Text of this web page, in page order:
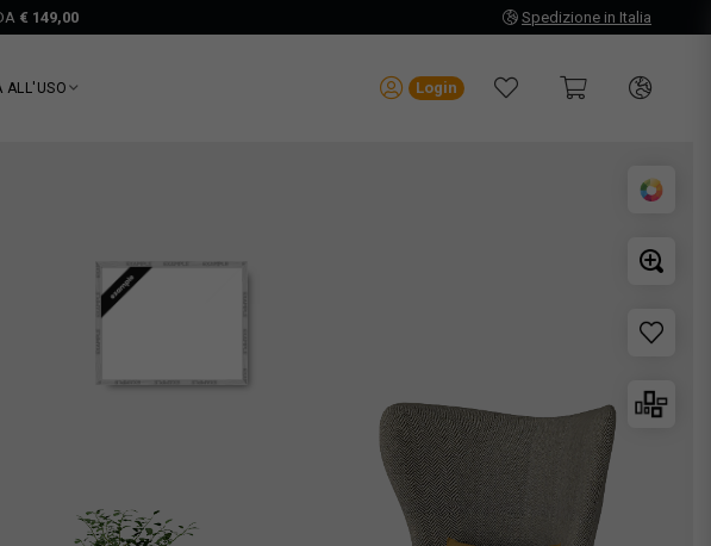
€ 149,00 Spedizione in Italia
ALL'USO Login